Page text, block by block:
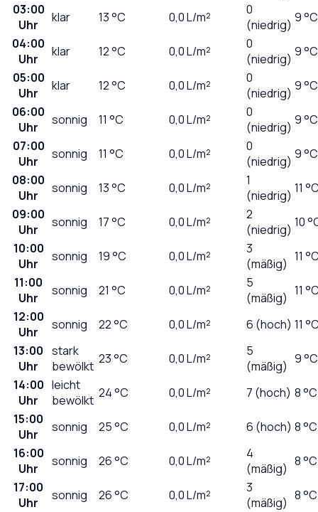
03:00
Uhr
klar 13°C 0,0L/m²
0
(niedrig) 9 °C
04:00
Uhr
klar 12°C 0,0L/m²
0
(niedrig) 9 °C
05:00
Uhr
klar 12°C 0,0L/m²
0
(niedrig) 9 °C
06:00
Uhr
sonnig 11 °C 0,0L/m²
0
(niedrig) 9 °C
07:00
Uhr
sonnig 11 °C 0,0L/m²
0
(niedrig) 9 °C
08:00
Uhr
sonnig 13°C 0,0L/m²
1
(niedrig) 11
09:00
Uhr
sonnig 17°C 0,0L/m²
2
(niedrig) 10
10:00
Uhr
sonnig 19°C 0,0L/m²
3
(mäßig) 11
11:00
Uhr
sonnig 21 °C 0,0L/m²
5
(mäßig) 11
12:00
Uhr
sonnig 22°C 0,0L/m² 6 (hoch) 11
13:00
Uhr
stark
bewölkt 23°C 0,0L/m²
5
(mäßig) 9 °C
14:00
Uhr
leicht
bewölkt 24°C 0,0L/m² 7 (hoch) 8 °C
15:00
Uhr
sonnig 25°C 0,0L/m² 6 (hoch) 8 °C
16:00
Uhr
sonnig 26°C 0,0L/m²
4
(mäßig) 8 °C
17:00
Uhr
sonnig 26°C 0,0L/m²
3
(mäßig) 8 °C